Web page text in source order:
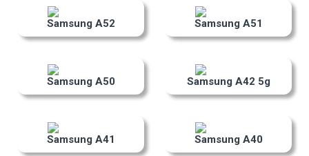
Samsung A52 Samsung A51
Samsung A50 Samsung A42 5g
Samsung A41 Samsung A40